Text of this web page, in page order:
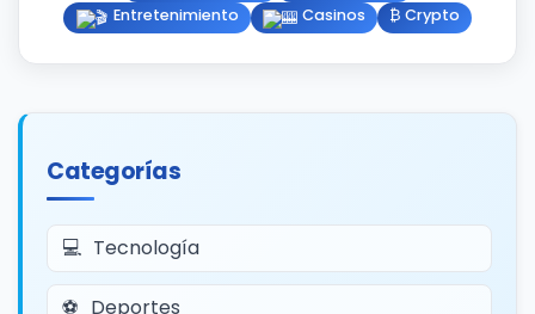
Entretenimiento
Casinos ₿ Crypto
Categorías
Tecnología
Deportes